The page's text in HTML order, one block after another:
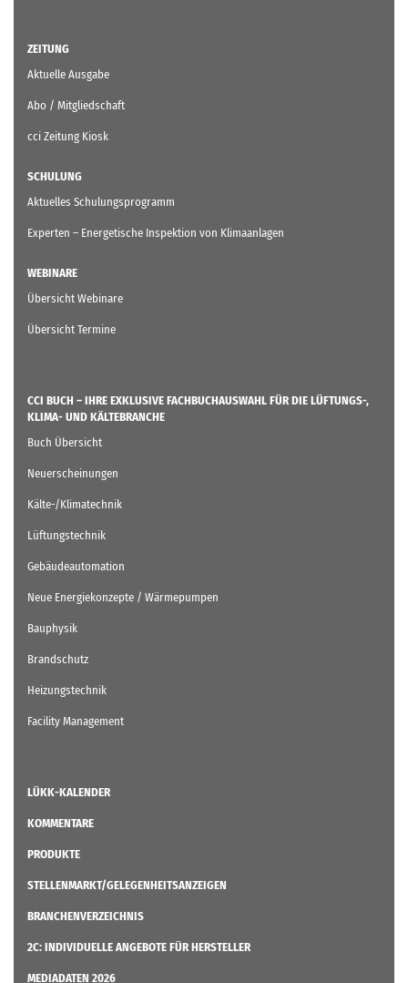
ZEITUNG
Aktuelle Ausgabe
Abo / Mitgliedschaft
cci Zeitung Kiosk
SCHULUNG
Aktuelles Schulungsprogramm
Experten – Energetische Inspektion von Klimaanlagen
WEBINARE
Übersicht Webinare
Übersicht Termine
CCI BUCH – IHRE EXKLUSIVE FACHBUCHAUSWAHL FÜR DIE LÜFTUNGS-,
KLIMA- UND KÄLTEBRANCHE
Buch Übersicht
Neuerscheinungen
Kälte-/Klimatechnik
Lüftungstechnik
Gebäudeautomation
Neue Energiekonzepte / Wärmepumpen
Bauphysik
Brandschutz
Heizungstechnik
Facility Management
LÜKK-KALENDER
KOMMENTARE
PRODUKTE
STELLENMARKT/GELEGENHEITSANZEIGEN
BRANCHENVERZEICHNIS
2C: INDIVIDUELLE ANGEBOTE FÜR HERSTELLER
MEDIADATEN 2026